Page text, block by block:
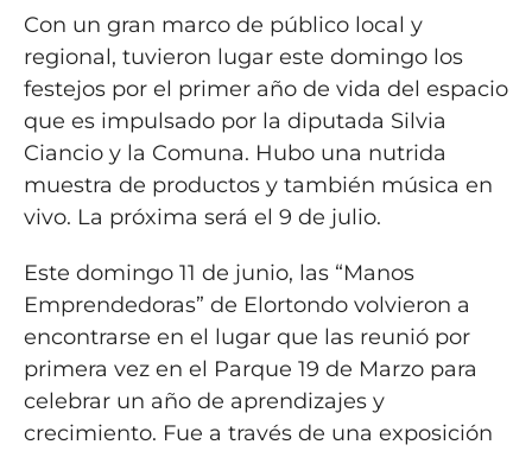
Con un gran marco de público local y
regional, tuvieron lugar este domingo los
festejos por el primer año de vida del espacio
que es impulsado por la diputada Silvia
Ciancio y la Comuna. Hubo una nutrida
muestra de productos y también música en
vivo. La próxima será el 9 de julio.
Este domingo 11 de junio, las “Manos
Emprendedoras” de Elortondo volvieron a
encontrarse en el lugar que las reunió por
primera vez en el Parque 19 de Marzo para
celebrar un año de aprendizajes y
crecimiento. Fue a través de una exposición